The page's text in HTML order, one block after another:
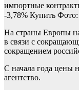
импортные
-3,78% Купить Фото:
На страны Европы
в связи с
сокращением
С начала года цены
агентство.